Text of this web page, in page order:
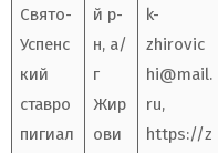
Свято-
Успенс
кий
ставро
пигиал
й р-
н, а/
г
Жир
ови
k-
zhirovic
hi@mail.
ru,
https://z